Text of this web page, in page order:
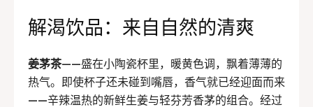
解渴饮品：来自自然的清爽
姜茅茶——盛在小陶瓷杯里，暖黄色调，飘着薄薄的
热气。即使杯子还未碰到嘴唇，香气就已经迎面而来
——辛辣温热的新鲜生姜与轻芬芳香茅的组合。经过